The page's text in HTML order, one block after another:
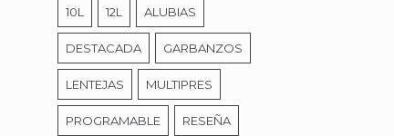
10L 12L ALUBIAS
DESTACADA GARBANZOS
LENTEJAS MULTIPRES
PROGRAMABLE RESEÑA